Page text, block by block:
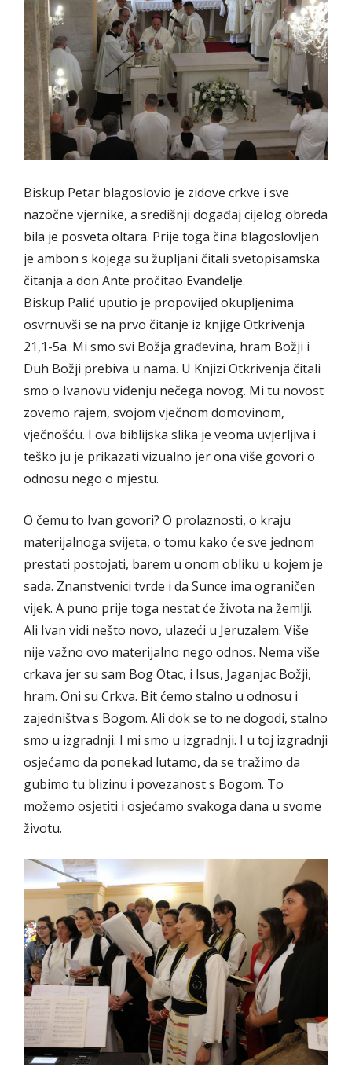
Biskup Petar blagoslovio je zidove crkve i sve
nazočne vjernike, a središnji događaj cijelog obreda
bila je posveta oltara. Prije toga čina blagoslovljen
je ambon s kojega su župljani čitali svetopisamska
čitanja a don Ante pročitao Evanđelje.
Biskup Palić uputio je propovijed okupljenima
osvrnuvši se na prvo čitanje iz knjige Otkrivenja
21,1-5a. Mi smo svi Božja građevina, hram Božji i
Duh Božji prebiva u nama. U Knjizi Otkrivenja čitali
smo o Ivanovu viđenju nečega novog. Mi tu novost
zovemo rajem, svojom vječnom domovinom,
vječnošću. I ova biblijska slika je veoma uvjerljiva i
teško ju je prikazati vizualno jer ona više govori o
odnosu nego o mjestu.
O čemu to Ivan govori? O prolaznosti, o kraju
materijalnoga svijeta, o tomu kako će sve jednom
prestati postojati, barem u onom obliku u kojem je
sada. Znanstvenici tvrde i da Sunce ima ograničen
vijek. A puno prije toga nestat će života na žemlji.
Ali Ivan vidi nešto novo, ulazeći u Jeruzalem. Više
nije važno ovo materijalno nego odnos. Nema više
crkava jer su sam Bog Otac, i Isus, Jaganjac Božji,
hram. Oni su Crkva. Bit ćemo stalno u odnosu i
zajedništva s Bogom. Ali dok se to ne dogodi, stalno
smo u izgradnji. I mi smo u izgradnji. I u toj izgradnji
osjećamo da ponekad lutamo, da se tražimo da
gubimo tu blizinu i povezanost s Bogom. To
možemo osjetiti i osjećamo svakoga dana u svome
životu.